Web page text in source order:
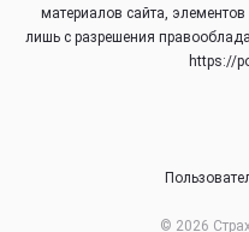
материалов сайта,
лишь с разрешения
https://
© 2026